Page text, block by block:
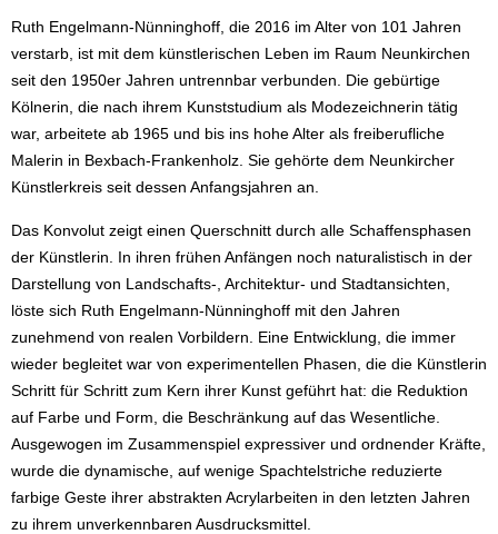
Ruth Engelmann-Nünninghoff, die 2016 im Alter von 101 Jahren
verstarb, ist mit dem künstlerischen Leben im Raum Neunkirchen
seit den 1950er Jahren untrennbar verbunden. Die gebürtige
Kölnerin, die nach ihrem Kunststudium als Modezeichnerin tätig
war, arbeitete ab 1965 und bis ins hohe Alter als freiberufliche
Malerin in Bexbach-Frankenholz. Sie gehörte dem Neunkircher
Künstlerkreis seit dessen Anfangsjahren an.
Das Konvolut zeigt einen Querschnitt durch alle Schaffensphasen
der Künstlerin. In ihren frühen Anfängen noch naturalistisch in der
Darstellung von Landschafts-, Architektur- und Stadtansichten,
löste sich Ruth Engelmann-Nünninghoff mit den Jahren
zunehmend von realen Vorbildern. Eine Entwicklung, die immer
wieder begleitet war von experimentellen Phasen, die die Künstlerin
Schritt für Schritt zum Kern ihrer Kunst geführt hat: die Reduktion
auf Farbe und Form, die Beschränkung auf das Wesentliche.
Ausgewogen im Zusammenspiel expressiver und ordnender Kräfte,
wurde die dynamische, auf wenige Spachtelstriche reduzierte
farbige Geste ihrer abstrakten Acrylarbeiten in den letzten Jahren
zu ihrem unverkennbaren Ausdrucksmittel.